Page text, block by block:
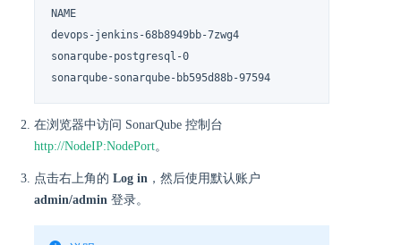
NAME                                       READY   STATUS
devops-jenkins-68b8949bb-7zwg4             1/1
sonarqube-postgresql-0                     1/1
sonarqube-sonarqube-bb595d88b-97594        1/1
在浏览器中访问 SonarQube 控制台
http://NodeIP:NodePort。
点击右上角的 Log in ，然后使用默认账户
admin/admin 登录。